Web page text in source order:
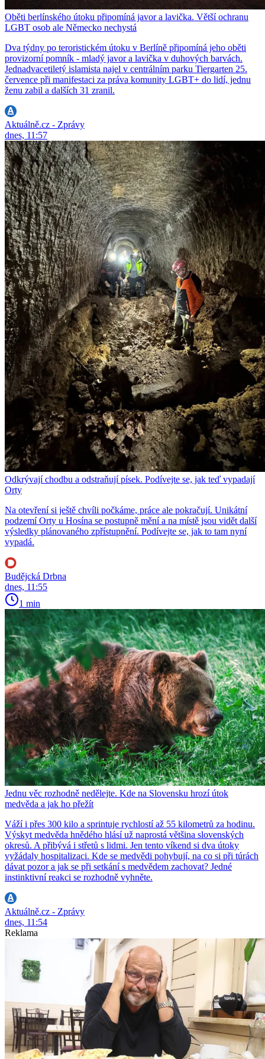
Oběti berlínského útoku připomíná javor a lavička. Větší ochranu
LGBT osob ale Německo nechystá
Dva týdny po teroristickém útoku v Berlíně připomíná jeho oběti
provizorní pomník - mladý javor a lavička v duhových barvách.
Jednadvacetiletý islamista najel v centrálním parku Tiergarten 25.
července při manifestaci za práva komunity LGBT+ do lidí, jednu
ženu zabil a dalších 31 zranil.
Aktuálně.cz - Zprávy
dnes, 11:57
Odkrývají chodbu a odstraňují písek. Podívejte se, jak teď vypadají
Orty
Na otevření si ještě chvíli počkáme, práce ale pokračují. Unikátní
podzemí Orty u Hosína se postupně mění a na místě jsou vidět další
výsledky plánovaného zpřístupnění. Podívejte se, jak to tam nyní
vypadá.
Budějcká Drbna
dnes, 11:55
1 min
Jednu věc rozhodně nedělejte. Kde na Slovensku hrozí útok
medvěda a jak ho přežít
Váží i přes 300 kilo a sprintuje rychlostí až 55 kilometrů za hodinu.
Výskyt medvěda hnědého hlásí už naprostá většina slovenských
okresů. A přibývá i střetů s lidmi. Jen tento víkend si dva útoky
vyžádaly hospitalizaci. Kde se medvědi pohybují, na co si při túrách
dávat pozor a jak se při setkání s medvědem zachovat? Jedné
instinktivní reakci se rozhodně vyhněte.
Aktuálně.cz - Zprávy
dnes, 11:54
Reklama